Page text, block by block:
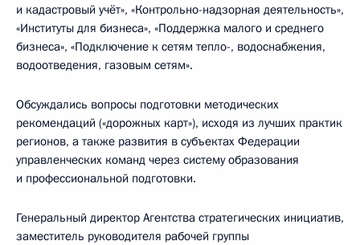
и кадастровый учёт», «Контрольно-надзорная деятельность»,
«Институты для бизнеса», «Поддержка малого и среднего
бизнеса», «Подключение к сетям тепло-, водоснабжения,
водоотведения, газовым сетям».
Обсуждались вопросы подготовки методических
рекомендаций («дорожных карт»), исходя из лучших практик
регионов, а также развития в субъектах Федерации
управленческих команд через систему образования
и профессиональной подготовки.
Генеральный директор Агентства стратегических инициатив,
заместитель руководителя рабочей группы